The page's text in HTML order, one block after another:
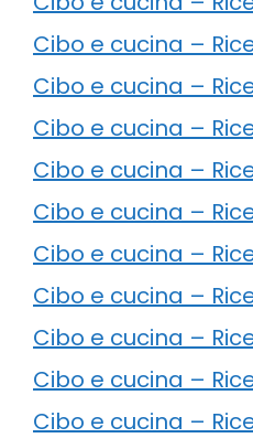
Cibo e cucina –
Cibo e cucina –
Cibo e cucina –
Cibo e cucina –
Cibo e cucina –
Cibo e cucina –
Cibo e cucina –
Cibo e cucina –
Cibo e cucina –
Cibo e cucina –